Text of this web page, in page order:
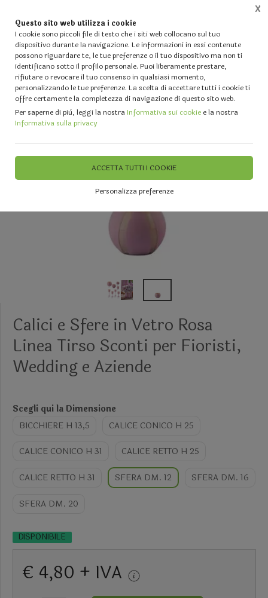
Questo sito web utilizza i cookie
I cookie sono piccoli file di testo che i siti web collocano sul tuo
dispositivo durante la navigazione. Le informazioni in essi contenute
possono riguardare te, le tue preferenze o il tuo dispositivo ma non ti
identificano sotto il profilo personale. Puoi liberamente prestare,
rifiutare o revocare il tuo consenso in qualsiasi momento,
personalizzando le tue preferenze. La scelta di accettare tutti i cookie ti
offre certamente la completezza di navigazione di questo sito web.
Per saperne di più, leggi la nostraInformativa sui cookie e la nostra
Informativa sulla privacy
ACCETTA TUTTI I COOKIE
Personalizza preferenze
X
Home Vetrina VASI VETRO TRASPARENTE Vasto Assortimento per Fioristi e Events
Calici e Sfere in Vetro Rosa
Linea Tirso Sconti per Fioristi,
Wedding e Aziende
Scegli qui la Dimensione
BICCHIERE H 13,5
CALICE CONICO H 25
CALICE CONICO H 31 CALICE RETTO H 25
CALICE RETTO H 31 SFERA DM. 12 SFERA DM. 16
SFERA DM. 20
DISPONIBILE
€ 4,80 + IVA